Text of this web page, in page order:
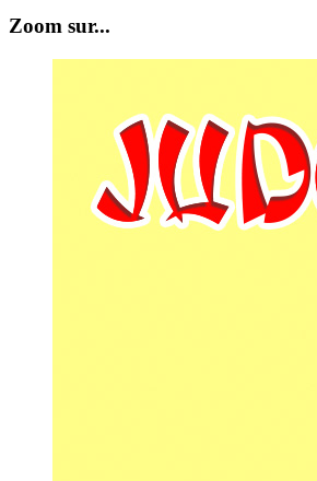
Zoom sur...